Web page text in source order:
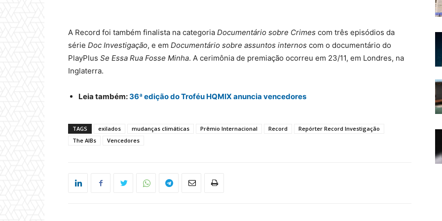
A Record foi também finalista na categoria Documentário sobre Crimes com três episódios da
série Doc Investigação, e em Documentário sobre assuntos internos com o documentário do
PlayPlus Se Essa Rua Fosse Minha. A cerimônia de premiação ocorreu em 23/11, em Londres, na
Inglaterra.
Leia também:36ª edição do Troféu HQMIX anuncia vencedores
TAGS exilados mudanças climáticas Prêmio Internacional Record
Repórter Record Investigação
The AIBs
Vencedores